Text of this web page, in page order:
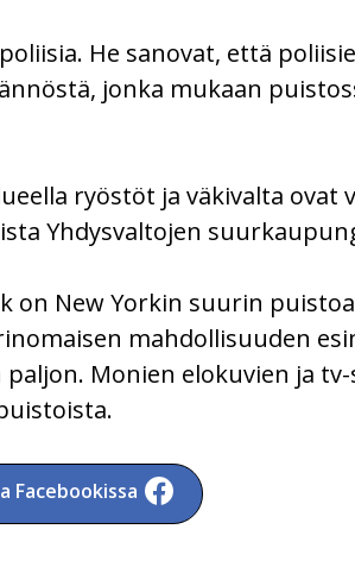
He sanovat, että
jonka mukaan
ryöstöt ja väkivalta
Yhdysvaltojen
on New Yorkin suurin
mahdollisuuden
paljon. Monien elokuvien ja
Facebookissa